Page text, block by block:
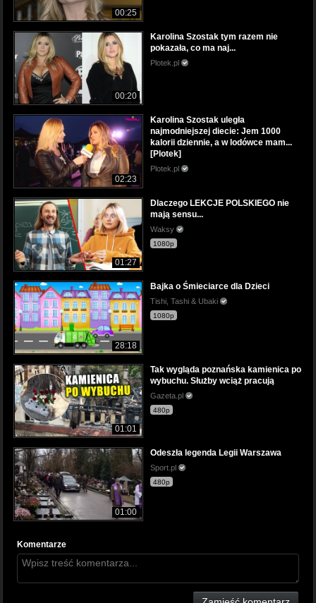
00:25
00:20
Karolina Szostak tym razem nie
pokazała, co ma naj...
Plotek.pl
02:23
Karolina Szostak uległa
najmodniejszej diecie: Jem 1000
kalorii dziennie, a w lodówce mam...
[Plotek]
Plotek.pl
01:27
Dlaczego LEKCJE POLSKIEGO nie
mają sensu...
Waksy
1080p
28:18
Bajka o Śmieciarce dla Dzieci
Tishi, Tashi & Ubaki
1080p
01:01
Tak wygląda poznańska kamienica po
wybuchu. Służby wciąż pracują
Gazeta.pl
480p
01:00
Odeszła legenda Legii Warszawa
Sport.pl
480p
Komentarze